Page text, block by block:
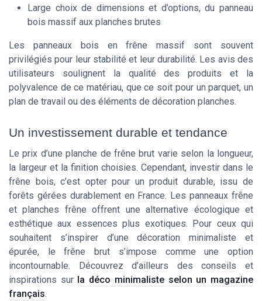
Large choix de dimensions et d’options, du panneau
bois massif aux planches brutes
Les panneaux bois en frêne massif sont souvent
privilégiés pour leur stabilité et leur durabilité. Les avis des
utilisateurs soulignent la qualité des produits et la
polyvalence de ce matériau, que ce soit pour un parquet, un
plan de travail ou des éléments de décoration planches.
Un investissement durable et tendance
Le prix d’une planche de frêne brut varie selon la longueur,
la largeur et la finition choisies. Cependant, investir dans le
frêne bois, c’est opter pour un produit durable, issu de
forêts gérées durablement en France. Les panneaux frêne
et planches frêne offrent une alternative écologique et
esthétique aux essences plus exotiques. Pour ceux qui
souhaitent s’inspirer d’une décoration minimaliste et
épurée, le frêne brut s’impose comme une option
incontournable. Découvrez d’ailleurs des conseils et
inspirations sur la déco minimaliste selon un magazine
français.